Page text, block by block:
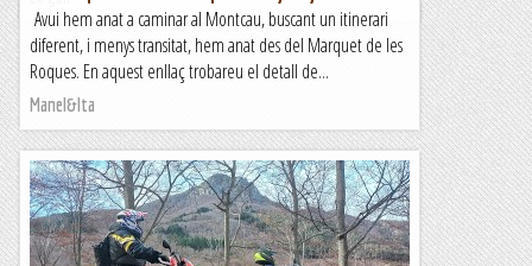
Avui hem anat a caminar al Montcau, buscant un itinerari
diferent, i menys transitat, hem anat des del Marquet de les
Roques. En aquest enllaç trobareu el detall de...
Manel&Ita